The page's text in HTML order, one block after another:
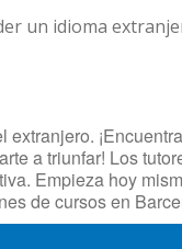
un idioma
a triunfar! Los
Empieza hoy
de cursos en